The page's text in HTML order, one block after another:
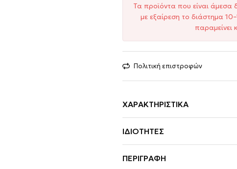
Τα προϊόντα που είναι άμεσα
με εξαίρεση το διάστημα
παραμείνει
Πολιτική επιστροφών
ΧΑΡΑΚΤΗΡΙΣΤΙΚΆ
ΙΔΙΌΤΗΤΕΣ
ΠΕΡΙΓΡΑΦΉ